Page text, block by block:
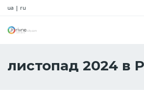
ua | ru
листопад 2024 в